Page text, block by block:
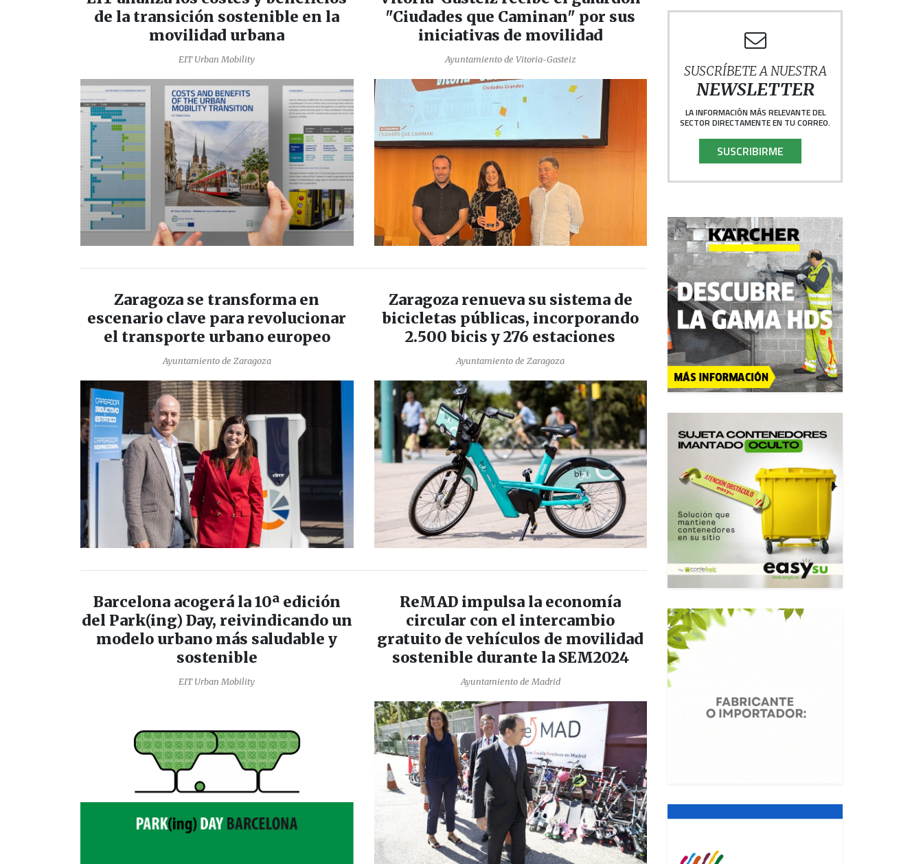
de la transición sostenible en la
movilidad urbana
EIT Urban Mobility
"Ciudades que Caminan" por sus
iniciativas de movilidad
Ayuntamiento de Vitoria-Gasteiz
Zaragoza se transforma en
escenario clave para revolucionar
el transporte urbano europeo
Ayuntamiento de Zaragoza
Zaragoza renueva su sistema de
bicicletas públicas, incorporando
2.500 bicis y 276 estaciones
Ayuntamiento de Zaragoza
Barcelona acogerá la 10ª edición
del Park(ing) Day, reivindicando un
modelo urbano más saludable y
sostenible
EIT Urban Mobility
ReMAD impulsa la economía
circular con el intercambio
gratuito de vehículos de movilidad
sostenible durante la SEM2024
Ayuntamiento de Madrid
SUSCRÍBETE A NUESTRA
NEWSLETTER
LA INFORMACIÓN MÁS RELEVANTE DEL
SECTOR DIRECTAMENTE EN TU CORREO.
SUSCRIBIRME